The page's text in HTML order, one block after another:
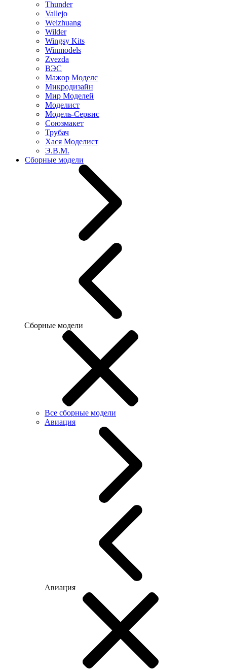
Thunder
Vallejo
Weizhuang
Wilder
Wingsy Kits
Winmodels
Zvezda
ВЭС
Мажор Моделс
Микродизайн
Мир Моделей
Моделист
Модель-Сервис
Союзмакет
Трубач
Хася Моделист
Э.В.М.
Сборные модели
Сборные модели
Все сборные модели
Авиация
Авиация